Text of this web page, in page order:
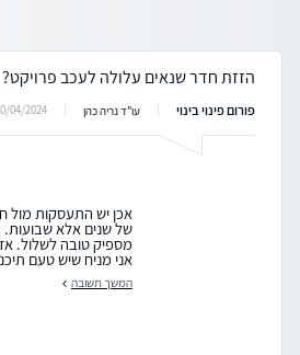
הזזת חדר שנאים עלולה לעכב פרויקט?
פורום פינוי בינוי עו"ד נריה כהן 04/2024
אכן יש התעסקות
של שנים אלא שבועות.
מספיק טובה לשלול.
אני מניח שיש טעם
המשך תשובה